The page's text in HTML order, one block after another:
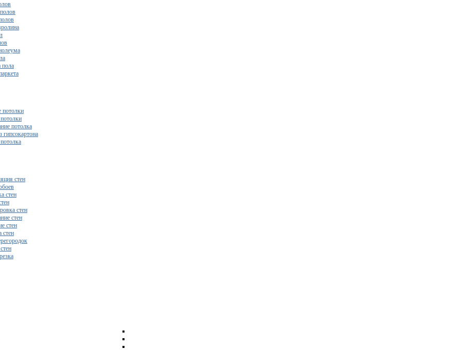
потолки
потолка
гипсокартона
стен
стен
стен
стен
стен
стен